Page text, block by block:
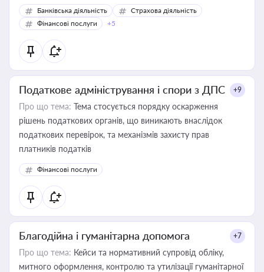
Банківська діяльність
Страхова діяльність
Фінансові послуги
+5
Податкове адміністрування і спори з ДПС +9
Про що тема: Тема стосується порядку оскарження
рішень податкових органів, що виникають внаслідок
податкових перевірок, та механізмів захисту прав
платників податків
Фінансові послуги
Благодійна і гуманітарна допомога +7
Про що тема: Кейси та нормативний супровід обліку,
митного оформлення, контролю та утилізації гуманітарної